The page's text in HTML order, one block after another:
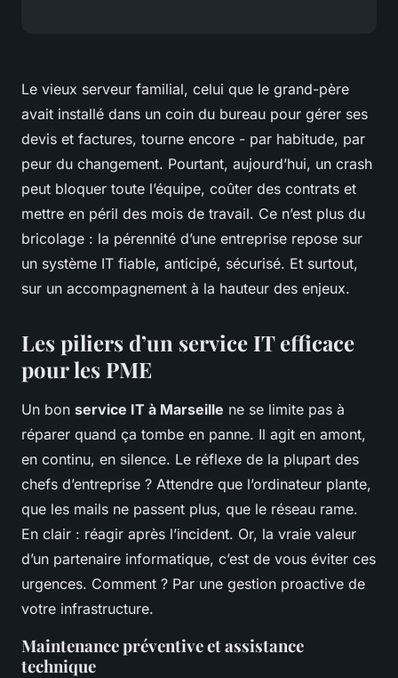
Le vieux serveur familial, celui que le grand-père
avait installé dans un coin du bureau pour gérer ses
devis et factures, tourne encore - par habitude, par
peur du changement. Pourtant, aujourd’hui, un crash
peut bloquer toute l’équipe, coûter des contrats et
mettre en péril des mois de travail. Ce n’est plus du
bricolage : la pérennité d’une entreprise repose sur
un système IT fiable, anticipé, sécurisé. Et surtout,
sur un accompagnement à la hauteur des enjeux.
Les piliers d’un service IT efficace
pour les PME
Un bon service IT à Marseille ne se limite pas à
réparer quand ça tombe en panne. Il agit en amont,
en continu, en silence. Le réflexe de la plupart des
chefs d’entreprise ? Attendre que l’ordinateur plante,
que les mails ne passent plus, que le réseau rame.
En clair : réagir après l’incident. Or, la vraie valeur
d’un partenaire informatique, c’est de vous éviter ces
urgences. Comment ? Par une gestion proactive de
votre infrastructure.
Maintenance préventive et assistance
technique